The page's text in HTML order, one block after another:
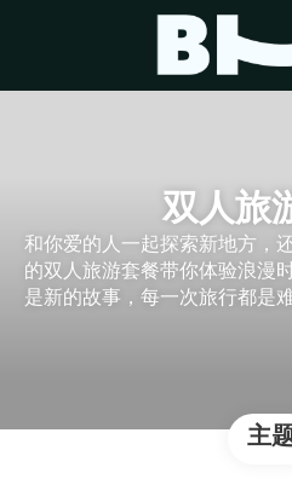
双人旅
和你爱的人一起探索新地方，
的双人旅游套餐带你体验浪漫
是新的故事，每一次旅行都是
主